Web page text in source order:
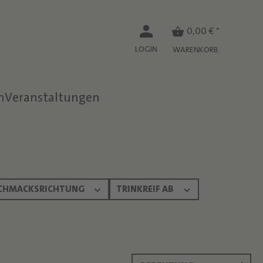
LOGIN
0,00 € *
WARENKORB
Veranstaltungen
TRINKREIF AB